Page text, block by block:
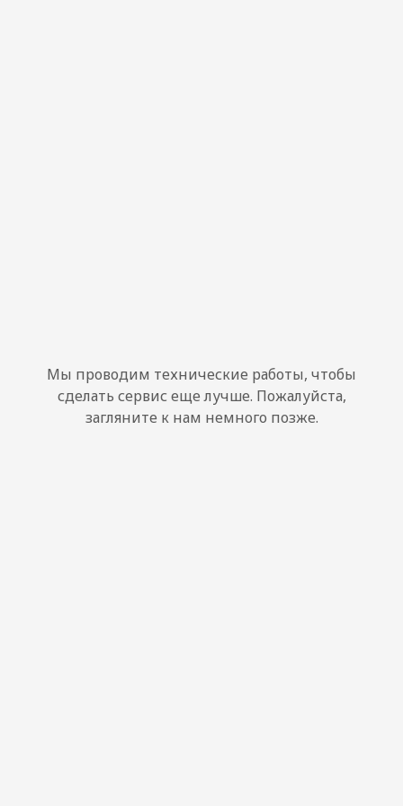
Мы проводим технические работы, чтобы
сделать сервис еще лучше. Пожалуйста,
загляните к нам немного позже.